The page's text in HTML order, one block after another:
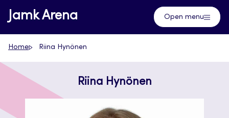
Skip
to
content
Jamk Arena Open menu
Home Riina Hynönen
Riina Hynönen